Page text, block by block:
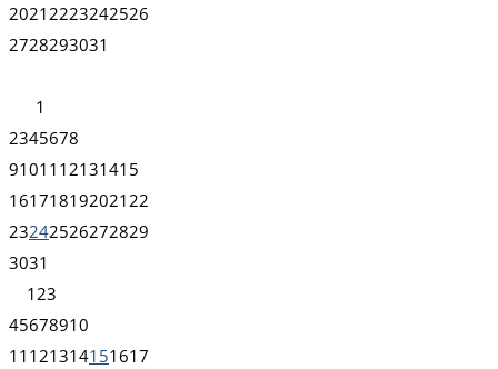
2021 2223242526
2728293031
1
2345678
91011 12131415
161718192021 22
23242526272829
3031
1 23
45678910
11 121314151617